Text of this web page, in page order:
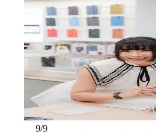
9/9